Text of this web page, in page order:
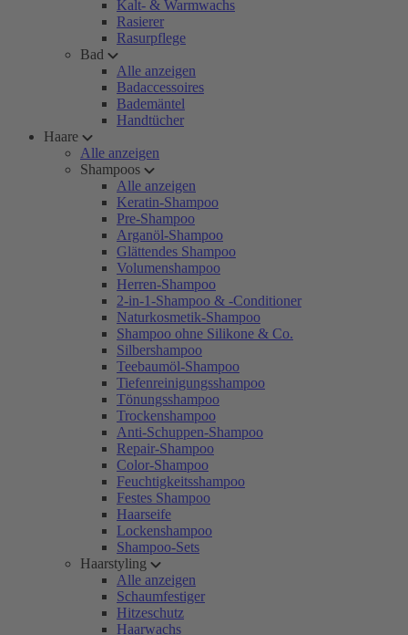
Kalt- & Warmwachs
Rasierer
Rasurpflege
Bad
Alle anzeigen
Badaccessoires
Bademäntel
Handtücher
Haare
Alle anzeigen
Shampoos
Alle anzeigen
Keratin-Shampoo
Pre-Shampoo
Arganöl-Shampoo
Glättendes Shampoo
Volumenshampoo
Herren-Shampoo
2-in-1-Shampoo & -Conditioner
Naturkosmetik-Shampoo
Shampoo ohne Silikone & Co.
Silbershampoo
Teebaumöl-Shampoo
Tiefenreinigungsshampoo
Tönungsshampoo
Trockenshampoo
Anti-Schuppen-Shampoo
Repair-Shampoo
Color-Shampoo
Feuchtigkeitsshampoo
Festes Shampoo
Haarseife
Lockenshampoo
Shampoo-Sets
Haarstyling
Alle anzeigen
Schaumfestiger
Hitzeschutz
Haarwachs